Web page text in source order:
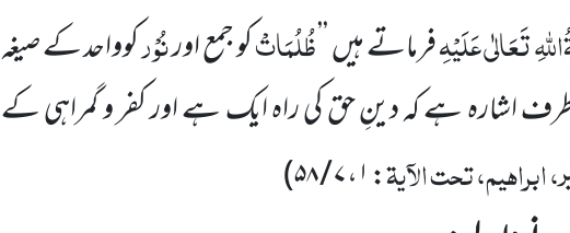
تَعَالٰی عَلَیْہِفرماتے ہیں’’ظُلُمَاتْکو جمع اورنُوْرکوواحد کے صیغہ
اشارہ ہے کہ دینِ حق کی راہ ایک ہے اور کفر و گمراہی کے
ابراہیم، تحت الآیۃ:۱،۷ / ۵۸
)